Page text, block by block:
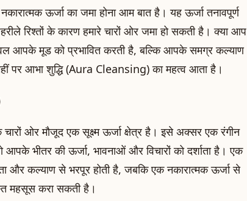
ऊर्जा का जमा होना आम बात है। यह ऊर्जा तनावपूर्ण
रिश्तों के कारण हमारे चारों ओर जमा हो सकती है। क्या आप
आपके मूड को प्रभावित करती है, बल्कि आपके समग्र कल्याण
पर आभा शुद्धि (Aura Cleansing) का महत्व आता है।
ओर मौजूद एक सूक्ष्म ऊर्जा क्षेत्र है। इसे अक्सर एक रंगीन
भीतर की ऊर्जा, भावनाओं और विचारों को दर्शाता है। एक
और कल्याण से भरपूर होती है, जबकि एक नकारात्मक ऊर्जा से
महसूस करा सकती है।